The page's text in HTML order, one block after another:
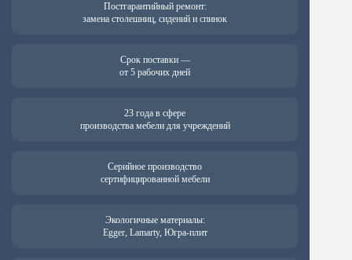
Постгарантийный ремонт:
замена столешниц, сидений и спинок
Срок поставки —
от 5 рабочих дней
23 года в сфере
производства мебели для учреждений
Серийное производство
сертифицированной мебели
Экологичные материалы:
Egger, Lamarty, Югра-плит